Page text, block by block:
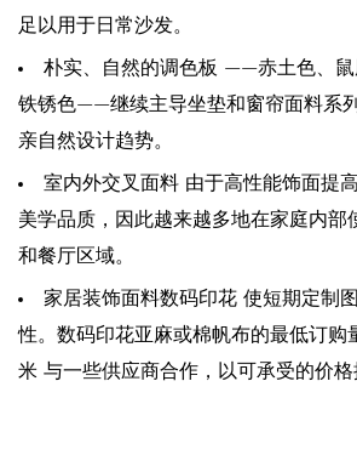
足以用于日常沙发。
朴实、自然的调色板 ——赤土色、鼠
铁锈色——继续主导坐垫和窗帘面料系
亲自然设计趋势。
室内外交叉面料 由于高性能饰面提
美学品质，因此越来越多地在家庭内部
和餐厅区域。
家居装饰面料数码印花 使短期定制
性。数码印花亚麻或棉帆布的最低订购
米 与一些供应商合作，以可承受的价格